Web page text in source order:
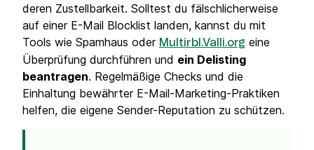
deren Zustellbarkeit. Solltest du fälschlicherweise
auf einer E-Mail Blocklist landen, kannst du mit
Tools wie Spamhaus oder Multirbl.Valli.org eine
Überprüfung durchführen und ein Delisting
beantragen. Regelmäßige Checks und die
Einhaltung bewährter E-Mail-Marketing-Praktiken
helfen, die eigene Sender-Reputation zu schützen.